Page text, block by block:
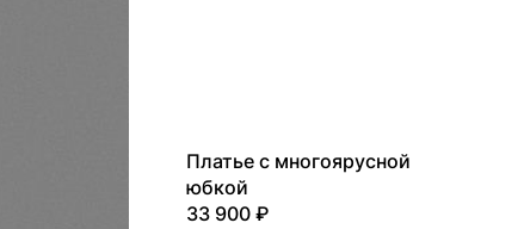
Платье с многоярусной
юбкой
33 900